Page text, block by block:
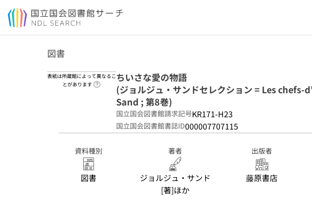
本文へ移動
図書
表紙は所蔵館によって異なるこ
とがあります
ヘルプページへのリンク
ちいさな愛の物語
(ジョルジュ・サンドセレクション = Les
Sand ; 第8巻)
国立国会図書館請求記号KR171-H23
国立国会図書館書誌ID000007707115
資料種別
図書
著者
ジョルジュ・サンド
[著]ほか
出版者
藤原書店